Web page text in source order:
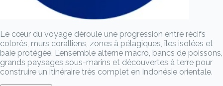
Le cœur du voyage déroule une progression entre récifs
colorés, murs coralliens, zones à pélagiques, îles isolées et
baie protégée. L’ensemble alterne macro, bancs de poissons,
grands paysages sous-marins et découvertes à terre pour
construire un itinéraire très complet en Indonésie orientale.